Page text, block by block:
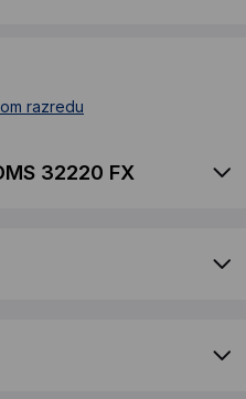
razredu
32220 FX